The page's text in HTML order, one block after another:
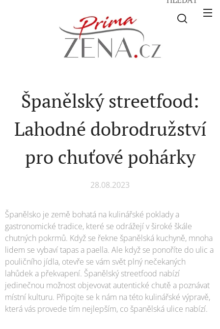
Španělský streetfood:
Lahodné dobrodružství
pro chuťové pohárky
28.08.2023
Španělsko je země bohatá na kulinářské poklady a
gastronomické tradice, které se odrážejí v široké škále
chutných pokrmů. Když se řekne španělská kuchyně, mnoha
lidem se vybaví tapas a paella. Ale když se ponoříte do ulic a
pouličního jídla, otevře se vám svět plný nečekaných
lahůdek a překvapení. Španělský streetfood nabízí
jedinečnou možnost objevovat autentické chutě a poznávat
místní kulturu. Připojte se k nám na této kulinářské výpravě,
která vás provede tím nejlepším, co španělská ulice nabízí.